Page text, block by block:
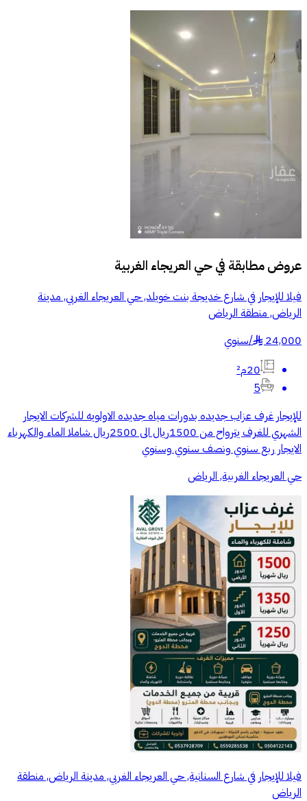
عروض مطابقة فيحي العريجاء الغربية
فيلا للإيجار في شارع خديجة بنت خويلد, حي العريجاء الغربي, مدينة
الرياض, منطقة الرياض
24,000
§
/سنوي
20م²
5
للإيجار غرف عزاب جديده بدورات مياه جديده الاولويه للشركات الايجار
الشهري للغرف يترواح من 1500ريال الى 2500ريال شاملا الماء والكهرباء
الايجار ربع سنوي ونصف سنوي وسنوي
حي العريجاء الغربية, الرياض
فيلا للإيجار في شارع السنانية, حي العريجاء الغربي, مدينة الرياض, منطقة
الرياض